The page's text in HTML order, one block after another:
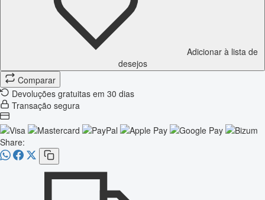
Adicionar à lista de
desejos
Comparar
Devoluções gratuitas em 30 dias
Transação segura
Share: